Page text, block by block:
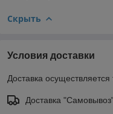
Скрыть
Условия доставки
Доставка осуществляется
Доставка